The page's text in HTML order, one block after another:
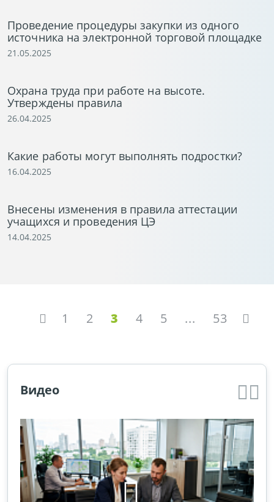
Проведение процедуры закупки из одного
источника на электронной торговой площадке
21.05.2025
Охрана труда при работе на высоте.
Утверждены правила
26.04.2025
Какие работы могут выполнять подростки?
16.04.2025
Внесены изменения в правила аттестации
учащихся и проведения ЦЭ
14.04.2025
1 2 3 4 5 ... 53
Видео